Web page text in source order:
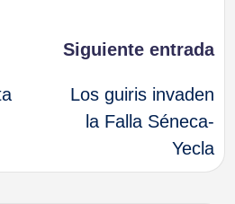
Siguiente entrada
Los guiris invaden
la Falla Séneca-
Yecla